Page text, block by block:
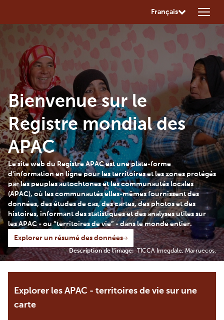
Français
Bienvenue sur le
Registre mondial des
APAC
Le site web du Registre APAC est une plate-forme
d'information en ligne pour les territoires et les zones protégés
par les peuples autochtones et les communautés locales
(APAC), où les communautés elles-mêmes fournissent des
données, des études de cas, des cartes, des photos et des
histoires, informant des statistiques et des analyses utiles sur
les APAC - ou “territoires de vie” - dans le monde entier.
Explorer un résumé des données
Description de l'image: TICCA Imegdale, Marruecos.
Explorer les APAC - territoires de vie sur une
carte